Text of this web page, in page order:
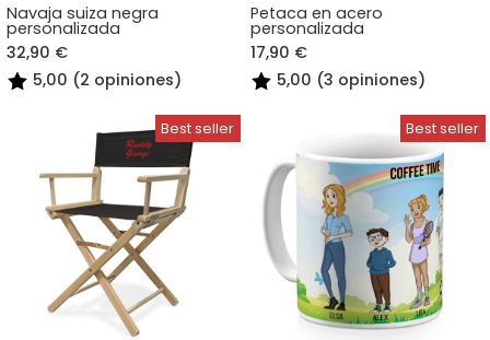
Navaja suiza negra
personalizada
32,90 €
5,00 (2 opiniones)
Petaca en acero
personalizada
17,90 €
5,00 (3 opiniones)